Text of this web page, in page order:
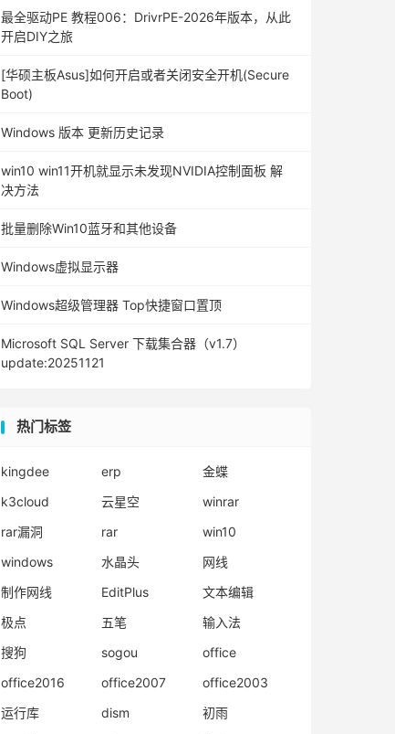
最全驱动PE 教程006：DrivrPE-2026年版本，从此
开启DIY之旅
[华硕主板Asus]如何开启或者关闭安全开机(Secure
Boot)
Windows 版本 更新历史记录
win10 win11开机就显示未发现NVIDIA控制面板 解
决方法
批量删除Win10蓝牙和其他设备
Windows虚拟显示器
Windows超级管理器 Top快捷窗口置顶
Microsoft SQL Server 下载集合器（v1.7）
update:20251121
热门标签
kingdee erp
金蝶
k3cloud
云星空
winrar
rar漏洞
rar
win10
windows
水晶头
网线
制作网线
EditPlus
文本编辑
极点
五笔
输入法
搜狗
sogou
office
office2016
office2007
office2003
运行库
dism
初雨